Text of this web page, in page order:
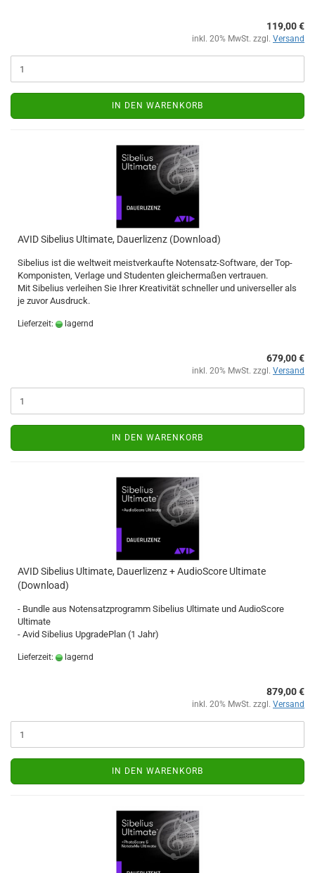
119,00 €
inkl. 20% MwSt. zzgl. Versand
IN DEN WARENKORB
AVID Sibelius Ultimate, Dauerlizenz (Download)
Sibelius ist die weltweit meistverkaufte Notensatz-Software, der Top-
Komponisten, Verlage und Studenten gleichermaßen vertrauen.
Mit Sibelius verleihen Sie Ihrer Kreativität schneller und universeller als
je zuvor Ausdruck.
Lieferzeit: lagernd
679,00 €
inkl. 20% MwSt. zzgl. Versand
IN DEN WARENKORB
AVID Sibelius Ultimate, Dauerlizenz + AudioScore Ultimate
(Download)
- Bundle aus Notensatzprogramm Sibelius Ultimate und AudioScore
Ultimate
- Avid Sibelius UpgradePlan (1 Jahr)
Lieferzeit: lagernd
879,00 €
inkl. 20% MwSt. zzgl. Versand
IN DEN WARENKORB